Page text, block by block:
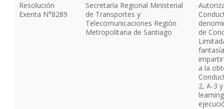
Resolución
Exenta N°8289
Secretaría Regional Ministerial
de Transportes y
Telecomunicaciones Región
Metropolitana de Santiago
de
a la
2, A-3